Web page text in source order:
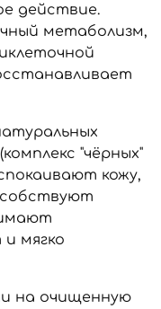
действие.
метаболизм,
"чёрных"
кожу,
мягко
на очищенную